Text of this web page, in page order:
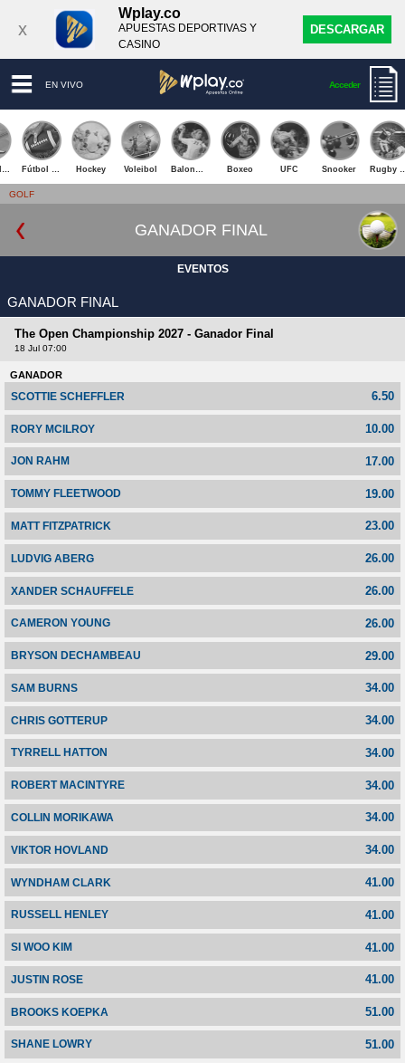
x
Wplay.co
APUESTAS DEPORTIVAS Y
CASINO
DESCARGAR
EN VIVO Acceder
Hockey Voleibol Boxeo UFC Snooker
GOLF
GANADOR FINAL
EVENTOS
GANADOR FINAL
The Open Championship 2027 - Ganador Final
18 Jul 07:00
GANADOR
SCOTTIE SCHEFFLER 6.50
RORY MCILROY 10.00
JON RAHM 17.00
TOMMY FLEETWOOD 19.00
MATT FITZPATRICK 23.00
LUDVIG ABERG 26.00
XANDER SCHAUFFELE 26.00
CAMERON YOUNG 26.00
BRYSON DECHAMBEAU 29.00
SAM BURNS 34.00
CHRIS GOTTERUP 34.00
TYRRELL HATTON 34.00
ROBERT MACINTYRE 34.00
COLLIN MORIKAWA 34.00
VIKTOR HOVLAND 34.00
WYNDHAM CLARK 41.00
RUSSELL HENLEY 41.00
SI WOO KIM 41.00
JUSTIN ROSE 41.00
BROOKS KOEPKA 51.00
SHANE LOWRY 51.00